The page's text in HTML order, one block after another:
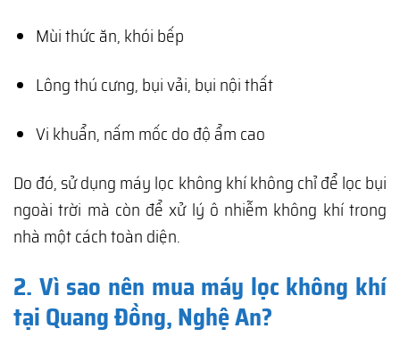
Mùi thức ăn, khói bếp
Lông thú cưng, bụi vải, bụi nội thất
Vi khuẩn, nấm mốc do độ ẩm cao
Do đó, sử dụng máy lọc không khí không chỉ để lọc bụi
ngoài trời mà còn để xử lý ô nhiễm không khí trong
nhà một cách toàn diện.
2. Vì sao nên mua máy lọc không khí
tại Quang Đồng, Nghệ An?